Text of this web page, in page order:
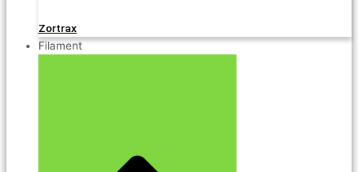
Zortrax
Filament